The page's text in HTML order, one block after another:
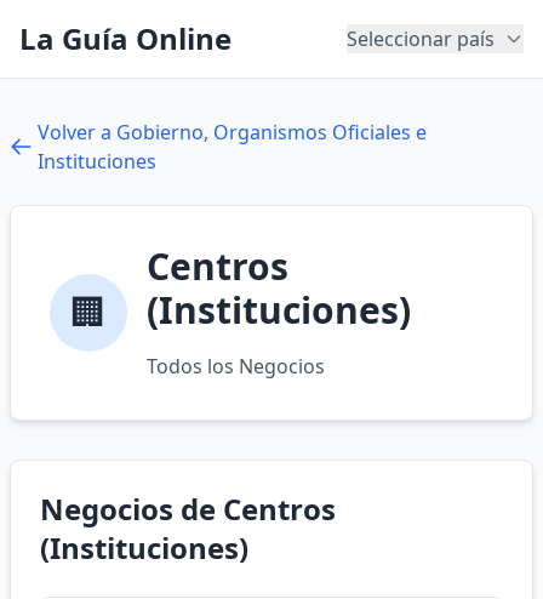
La Guía Online Seleccionar país
Volver a Gobierno, Organismos Oficiales e
Instituciones
🏢
Centros
(Instituciones)
Todos los Negocios
Negocios de Centros
(Instituciones)